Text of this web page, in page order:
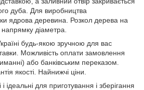
дуба. Для виробництва
ядрова деревина. Розкол дерева на
діаметра.
будь-якою зручною для вас
Можливість оплати замовлення
або банківським переказом.
якості. Найнижчі ціни.
і ідеальні для приготування і зберігання